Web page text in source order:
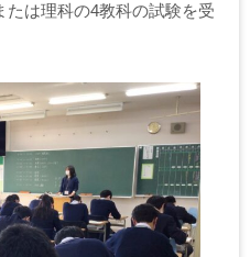
は理科の4教科の試験を受